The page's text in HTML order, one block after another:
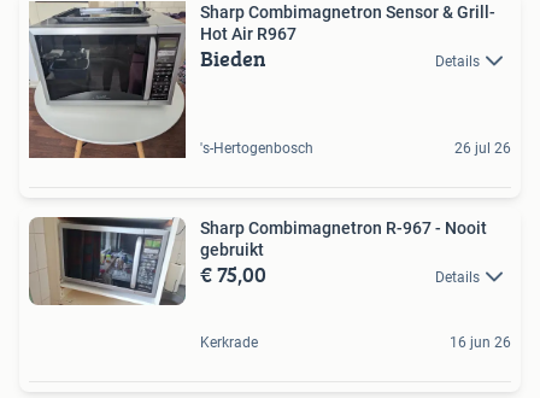
Sharp Combimagnetron Sensor & Grill-
Hot Air R967
Bieden Details
's-Hertogenbosch 26 jul 26
Sharp Combimagnetron R-967 - Nooit
gebruikt
€ 75,00 Details
Kerkrade 16 jun 26